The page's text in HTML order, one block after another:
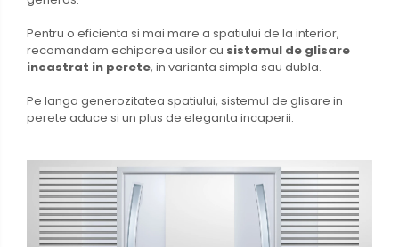
Pentru o eficienta si mai mare a spatiului de la interior,
recomandam echiparea usilor cu sistemul de glisare
incastrat in perete, in varianta simpla sau dubla.
Pe langa generozitatea spatiului, sistemul de glisare in
perete aduce si un plus de eleganta incaperii.